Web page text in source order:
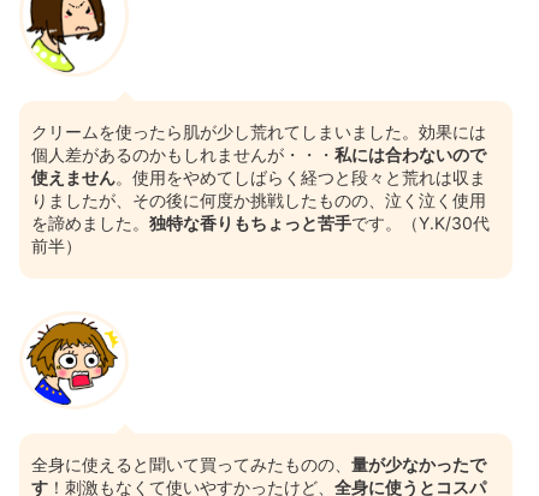
クリームを使ったら肌が少し荒れてしまいました。効果には
個人差があるのかもしれませんが・・・ 私には合わないので
使えません。使用をやめてしばらく経つと段々と荒れは収ま
りましたが、その後に何度か挑戦したものの、泣く泣く使用
を諦めました。 独特な香りもちょっと苦手です。（Y.K/30代
前半）
全身に使えると聞いて買ってみたものの、 量が少なかったで
す ！刺激もなくて使いやすかったけど、 全身に使うとコスパ